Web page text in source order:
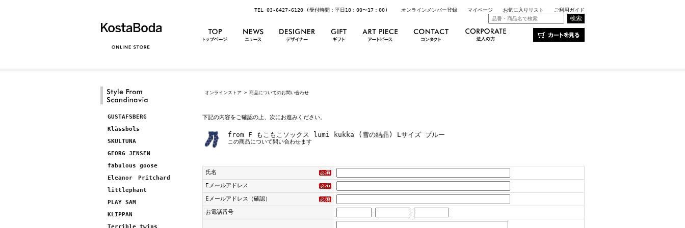
TEL 03-6427-6120 (受付時間：平日10：00〜17：00) オンラインメンバー登録 マイページ お気に入りリスト ご利用ガイド
GUSTAFSBERG
Klässbols
SKULTUNA
GEORG JENSEN
fabulous goose
Eleanor Pritchard
littlephant
PLAY SAM
KLIPPAN
オンラインストア > 商品についてのお問い合わせ
下記の内容をご確認の上、次にお進みください。
from F もこもこソックス lumi kukka (雪の結晶) Lサイズ ブルー
この商品について問い合わせます
氏名
Eメールアドレス
Eメールアドレス（確認）
お電話番号
- -